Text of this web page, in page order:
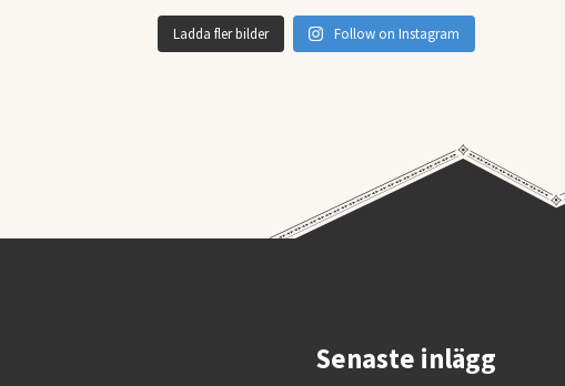
Ladda fler bilder Follow on Instagram
Senaste inlägg